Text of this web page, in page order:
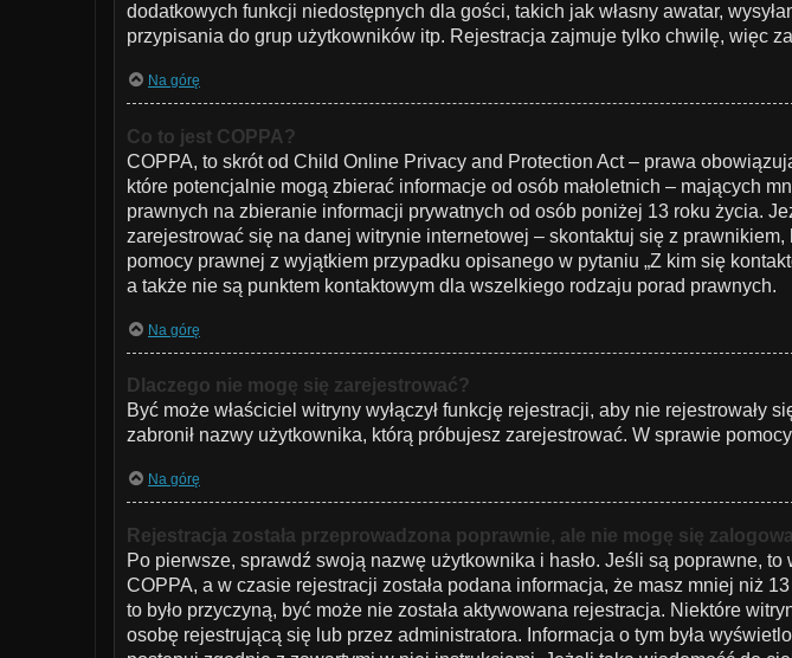
dodatkowych funkcji niedostępnych dla gości, takich jak własny awatar,
przypisania do grup użytkowników itp. Rejestracja zajmuje tylko chwilę, więc
Na górę
Co to jest COPPA?
COPPA, to skrót od Child Online Privacy and Protection Act – prawa
które potencjalnie mogą zbierać informacje od osób małoletnich – mających
prawnych na zbieranie informacji prywatnych od osób poniżej 13 roku życia.
zarejestrować się na danej witrynie internetowej – skontaktuj się z
pomocy prawnej z wyjątkiem przypadku opisanego w pytaniu „Z kim się
a także nie są punktem kontaktowym dla wszelkiego rodzaju porad prawnych.
Na górę
Dlaczego nie mogę się zarejestrować?
Być może właściciel witryny wyłączył funkcję rejestracji, aby nie rejestrowały
zabronił nazwy użytkownika, którą próbujesz zarejestrować. W sprawie
Na górę
Rejestracja została przeprowadzona poprawnie, ale nie mogę się
Po pierwsze, sprawdź swoją nazwę użytkownika i hasło. Jeśli są poprawne,
COPPA, a w czasie rejestracji została podana informacja, że masz mniej niż
to było przyczyną, być może nie została aktywowana rejestracja. Niektóre
osobę rejestrującą się lub przez administratora. Informacja o tym była